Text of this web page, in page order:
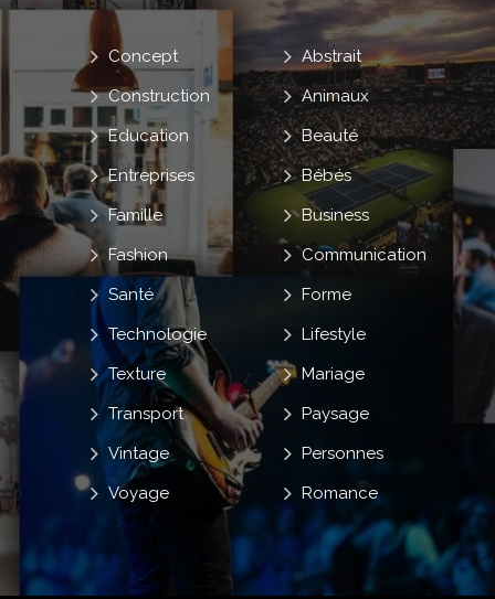
Abstrait
Animaux
Beauté
Bébés
Business
Communication
Concept
Construction
Education
Entreprises
Famille
Fashion
Forme
Lifestyle
Mariage
Paysage
Personnes
Romance
Santé
Technologie
Texture
Transport
Vintage
Voyage